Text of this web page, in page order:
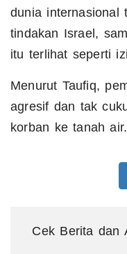
dunia internasional
tindakan Israel,
itu terlihat seperti
Menurut Taufiq,
agresif dan tak
korban ke tanah air.
Cek Berita dan